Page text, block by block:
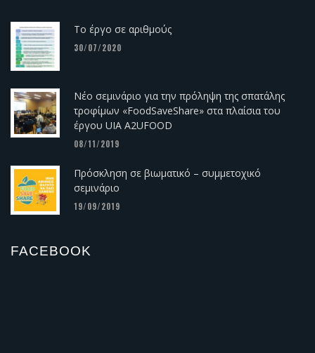
Το έργο σε αριθμούς
30/07/2020
Νέο σεμινάριο για την πρόληψη της σπατάλης
τροφίμων «FoodSaveShare» στα πλαίσια του
έργου UIA A2UFOOD
08/11/2019
Πρόσκληση σε βιωματικό – συμμετοχικό
σεμινάριο
19/09/2019
FACEBOOK